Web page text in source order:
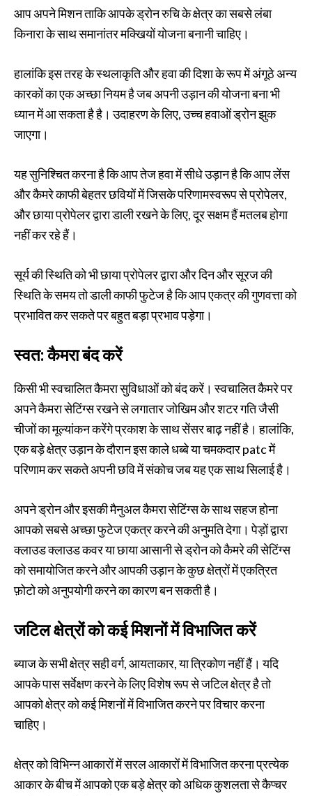
आप अपने मिशन ताकि आपके ड्रोन रुचि के क्षेत्र का सबसे लंबा
किनारा के साथ समानांतर मक्खियों योजना बनानी चाहिए।
हालांकि इस तरह के स्थलाकृति और हवा की दिशा के रूप में अंगूठे अन्य
कारकों का एक अच्छा नियम है जब अपनी उड़ान की योजना बना भी
ध्यान में आ सकता है है। उदाहरण के लिए, उच्च हवाओं ड्रोन झुक
जाएगा।
यह सुनिश्चित करना है कि आप तेज हवा में सीधे उड़ान है कि आप लेंस
और कैमरे काफी बेहतर छवियों में जिसके परिणामस्वरूप से प्रोपेलर,
और छाया प्रोपेलर द्वारा डाली रखने के लिए, दूर सक्षम हैं मतलब होगा
नहीं कर रहे हैं।
सूर्य की स्थिति को भी छाया प्रोपेलर द्वारा और दिन और सूरज की
स्थिति के समय तो डाली काफी फुटेज है कि आप एकत्र की गुणवत्ता को
प्रभावित कर सकते पर बहुत बड़ा प्रभाव पड़ेगा।
स्वत: कैमरा बंद करें
किसी भी स्वचालित कैमरा सुविधाओं को बंद करें। स्वचालित कैमरे पर
अपने कैमरा सेटिंग्स रखने से लगातार जोखिम और शटर गति जैसी
चीजों का मूल्यांकन करेंगे प्रकाश के साथ सेंसर बाढ़ नहीं है। हालांकि,
एक बड़े क्षेत्र उड़ान के दौरान इस काले धब्बे या चमकदार patc में
परिणाम कर सकते अपनी छवि में संकोच जब यह एक साथ सिलाई है।
अपने ड्रोन और इसकी मैनुअल कैमरा सेटिंग्स के साथ सहज होना
आपको सबसे अच्छा फुटेज एकत्र करने की अनुमति देगा। पेड़ों द्वारा
क्लाउड क्लाउड कवर या छाया आसानी से ड्रोन को कैमरे की सेटिंग्स
को समायोजित करने और आपकी उड़ान के कुछ क्षेत्रों में एकत्रित
फ़ोटो को अनुपयोगी करने का कारण बन सकती है।
जटिल क्षेत्रों को कई मिशनों में विभाजित करें
ब्याज के सभी क्षेत्र सही वर्ग, आयताकार, या त्रिकोण नहीं हैं। यदि
आपके पास सर्वेक्षण करने के लिए विशेष रूप से जटिल क्षेत्र है तो
आपको क्षेत्र को कई मिशनों में विभाजित करने पर विचार करना
चाहिए।
क्षेत्र को विभिन्न आकारों में सरल आकारों में विभाजित करना प्रत्येक
आकार के बीच में आपको एक बड़े क्षेत्र को अधिक कुशलता से कैप्चर